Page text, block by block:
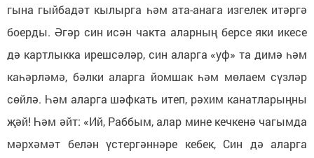
гына гыйбадәт кылырга һәм ата-анага изгелек итәргә
боерды. Әгәр син исән чакта аларның берсе яки икесе
дә картлыкка ирешсәләр, син аларга «уф» та димә һәм
каһәрләмә, бәлки аларга йомшак һәм мөлаем сүзләр
сөйлә. Һәм аларга шәфкать итеп, рәхим канатларыңны
җәй! Һәм әйт: «Ий, Раббым, алар мине кечкенә чагымда
мәрхәмәт белән үстергәннәре кебек, Син дә аларга